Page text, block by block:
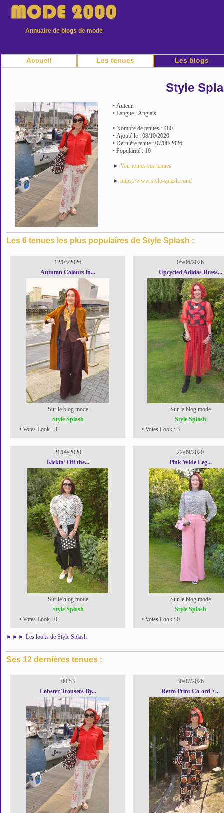
Annuaire de blogs de mode
Accueil Les tenues Les blogs
Style
• Auteur :
• Langue : Anglais
• Nombre de tenues : 480
• Ajouté le : 08/10/2020
• Dernière tenue : 07/08/2026
• Popularité : 10
► Voir toutes ses tenues
► https://www.style-splash.com/
Les 6 tenues les plus populaires de Style Splash :
12/03/2026
Autumn Colours in...
Sur le blog mode
Style Splash
• Votes Look : 3
05/06/2026
Upcycled Adidas Dress...
Sur le blog mode
Style Splash
• Votes Look : 3
21/09/2020
Kickin’ Off the...
Sur le blog mode
Style Splash
• Votes Look : 0
22/09/2020
Pink Wide Leg...
Sur le blog mode
Style Splash
• Votes Look : 0
►►► Les looks de Style Splash
Ses 12 dernières tenues :
00:53
Lobster Trousers By...
30/07/2026
Retro Print Co-ord +...